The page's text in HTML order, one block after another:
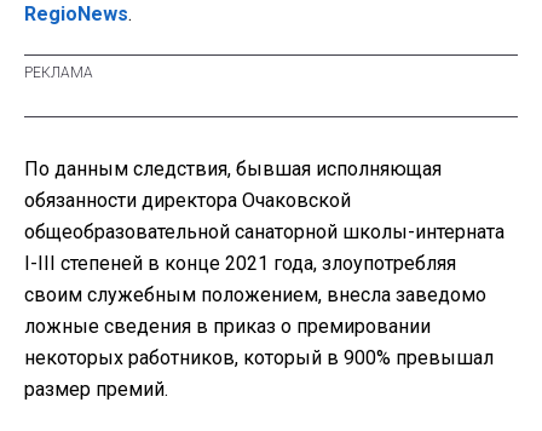
RegioNews.
По данным следствия, бывшая исполняющая
обязанности директора Очаковской
общеобразовательной санаторной школы-интерната
I-III степеней в конце 2021 года, злоупотребляя
своим служебным положением, внесла заведомо
ложные сведения в приказ о премировании
некоторых работников, который в 900% превышал
размер премий.